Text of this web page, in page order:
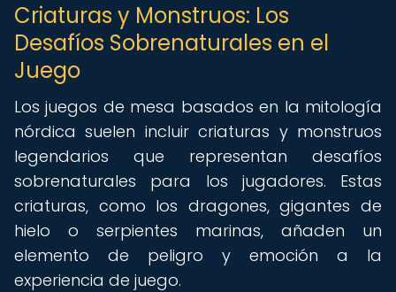
Criaturas y Monstruos: Los
Desafíos Sobrenaturales en el
Juego
Los juegos de mesa basados en la mitología
nórdica suelen incluir criaturas y monstruos
legendarios que representan desafíos
sobrenaturales para los jugadores. Estas
criaturas, como los dragones, gigantes de
hielo o serpientes marinas, añaden un
elemento de peligro y emoción a la
experiencia de juego.